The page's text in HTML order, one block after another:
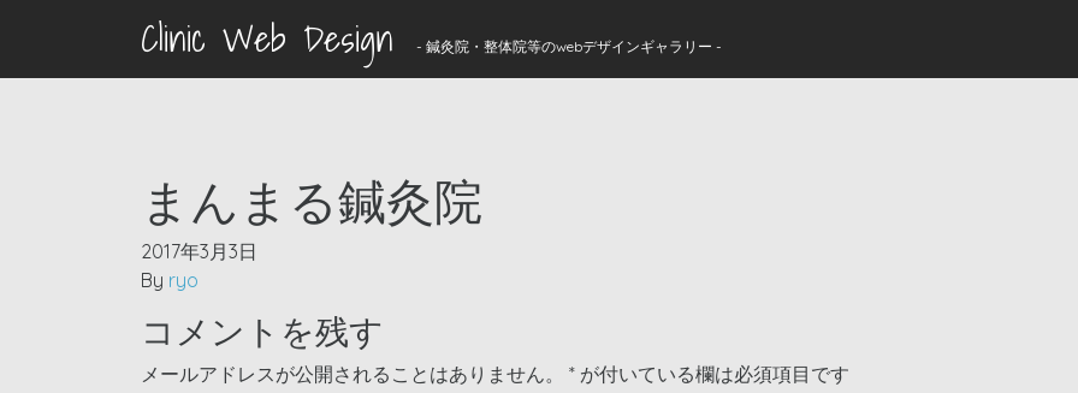
Clinic Web Design - 鍼灸院・整体院等のwebデザインギャラリー -
まんまる鍼灸院
2017年3月3日
By ryo
コメントを残す
メールアドレスが公開されることはありません。 * が付いている欄は必須項目です